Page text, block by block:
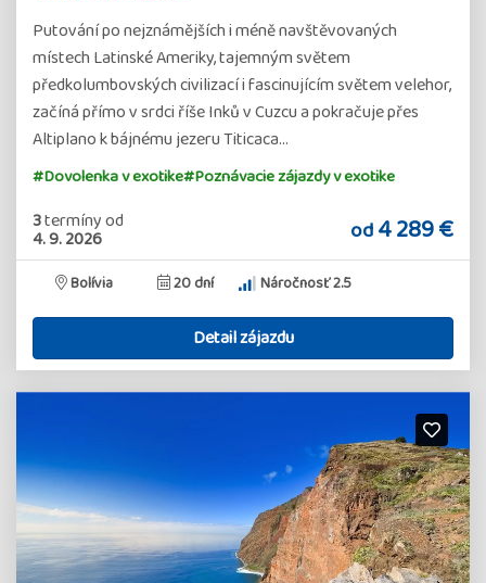
Putování po nejznámějších i méně navštěvovaných
místech Latinské Ameriky, tajemným světem
předkolumbovských civilizací i fascinujícím světem velehor,
začíná přímo v srdci říše Inků v Cuzcu a pokračuje přes
Altiplano k bájnému jezeru Titicaca…
#Dovolenka v exotike#Poznávacie zájazdy v exotike
3termínyod
4. 9. 2026 od4 289 €
Bolívia 20 dní Náročnosť 2.5
Detail zájazdu